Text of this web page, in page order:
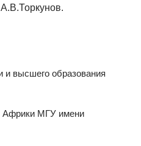
и высшего образования
Африки МГУ имени